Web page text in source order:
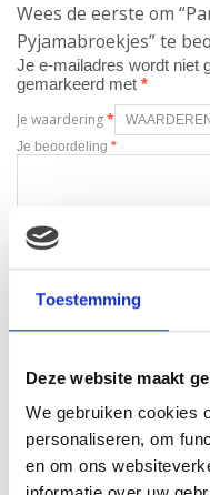
Toestemming
Deze website maakt
We gebruiken cookies
personaliseren, om
en om ons
Wees de eerste om
Pyjamabroekjes” te
Je e-mailadres wordt niet
gemarkeerd met *
Je waardering*
Je beoordeling *